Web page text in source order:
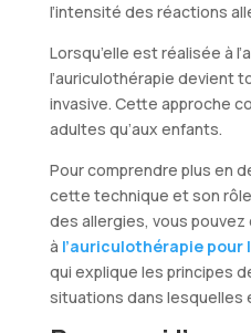
l’intensité des réactions
Lorsqu’elle est réalisée à
l’auriculothérapie devient
invasive. Cette approche
adultes qu’aux enfants.
Pour comprendre plus en
cette technique et son
des allergies, vous
à l’auriculothérapie pour
qui explique les principes
situations dans lesquelles